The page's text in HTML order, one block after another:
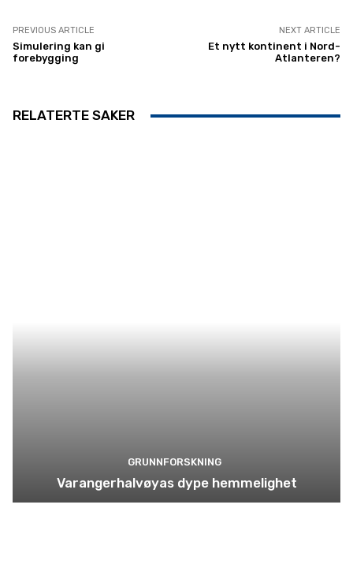
PREVIOUS ARTICLE
Simulering kan gi
forebygging
NEXT ARTICLE
Et nytt kontinent i Nord-
Atlanteren?
RELATERTE SAKER
GRUNNFORSKNING
Varangerhalvøyas dype hemmelighet